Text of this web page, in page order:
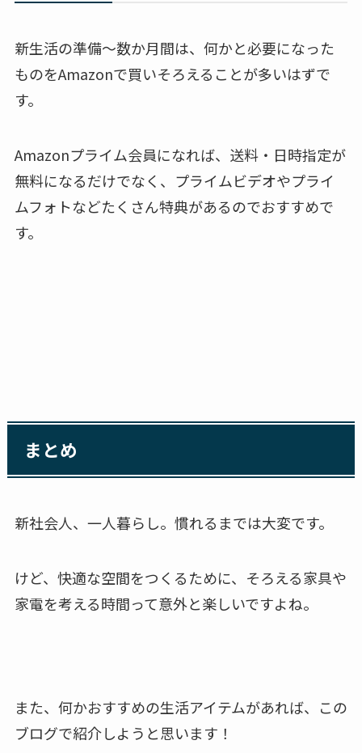
新生活の準備～数か月間は、何かと必要になった
ものをAmazonで買いそろえることが多いはずで
す。
Amazonプライム会員になれば、送料・日時指定が
無料になるだけでなく、プライムビデオやプライ
ムフォトなどたくさん特典があるのでおすすめで
す。
まとめ
新社会人、一人暮らし。慣れるまでは大変です。
けど、快適な空間をつくるために、そろえる家具や
家電を考える時間って意外と楽しいですよね。
また、何かおすすめの生活アイテムがあれば、この
ブログで紹介しようと思います！